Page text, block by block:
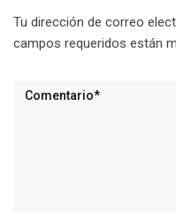
Tu dirección de correo
campos requeridos están